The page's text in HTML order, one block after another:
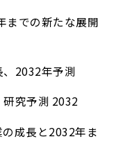
までの新たな展開
2032年予測
究予測 2032
の成長と2032年ま